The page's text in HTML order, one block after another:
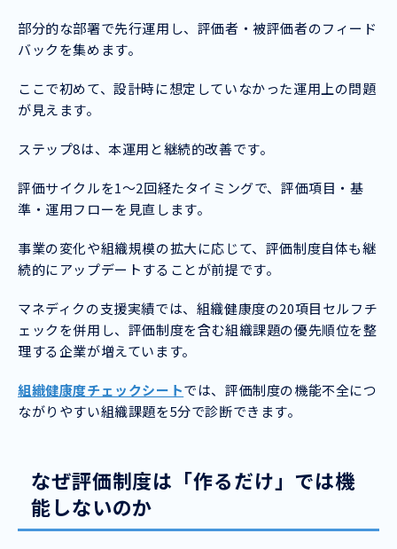
部分的な部署で先行運用し、評価者・被評価者のフィード
バックを集めます。
ここで初めて、設計時に想定していなかった運用上の問題
が見えます。
ステップ8は、本運用と継続的改善です。
評価サイクルを1〜2回経たタイミングで、評価項目・基
準・運用フローを見直します。
事業の変化や組織規模の拡大に応じて、評価制度自体も継
続的にアップデートすることが前提です。
マネディクの支援実績では、組織健康度の20項目セルフチ
ェックを併用し、評価制度を含む組織課題の優先順位を整
理する企業が増えています。
組織健康度チェックシートでは、評価制度の機能不全につ
ながりやすい組織課題を5分で診断できます。
なぜ評価制度は「作るだけ」では機
能しないのか